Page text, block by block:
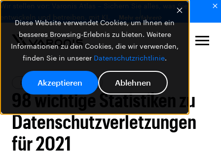
Diese Website verwendet Cookies, um Ihnen ein
besseres Browsing-Erlebnis zu bieten. Weitere
Informationen zu den Cookies, die wir verwenden,
finden Sie in unserer Datenschutzrichtlinie.
Akzeptieren Ablehnen
Wir stellen vor: Varonis Atlas – Sichern Sie alles, was Sie
entwickeln und betreiben, mit KI.
Mehr erfahren
Blog Datensicherheit
98 wichtige Statistiken zu
Datenschutzverletzungen
für 2021